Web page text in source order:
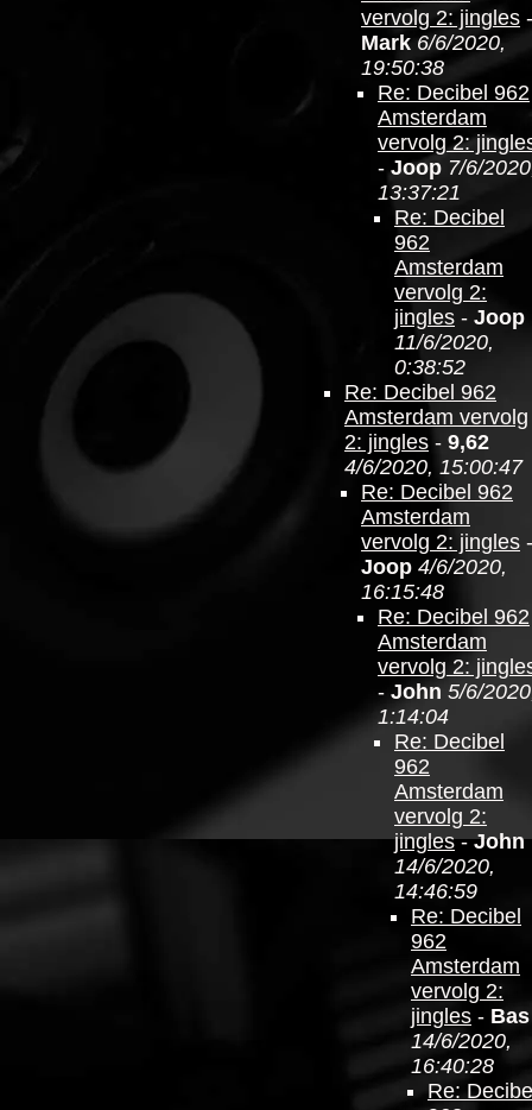
vervolg 2: jingles -
Mark 6/6/2020,
19:50:38
Re: Decibel 962
Amsterdam
vervolg 2:
- Joop 7/6/
13:37:21
Re: Decibel
962
Amsterdam
vervolg 2:
jingles - Joop
11/6/2020,
0:38:52
Re: Decibel 962
Amsterdam vervolg
2: jingles - 9,62
4/6/2020, 15:00:47
Re: Decibel 962
Amsterdam
vervolg 2: jingles -
Joop 4/6/2020,
16:15:48
Re: Decibel 962
Amsterdam
vervolg 2:
- John 5/6/
1:14:04
Re: Decibel
962
Amsterdam
vervolg 2:
jingles-John
14/6/2020,
14:46:59
Re: Decibel
962
Amsterdam
vervolg 2:
jingles - Bas
14/6/2020,
16:40:28
Re: